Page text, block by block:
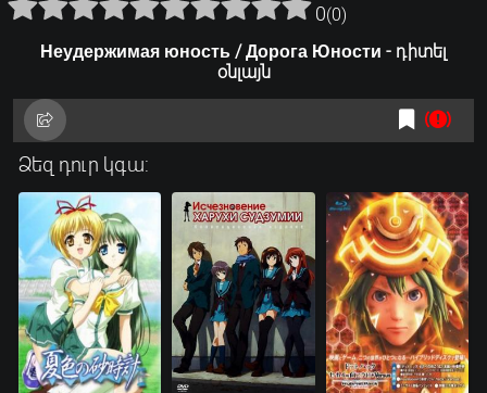
0(0)
Неудержимая юность / Дорога Юности - դիտել
օնլայն
Ձեզ դուր կգա: